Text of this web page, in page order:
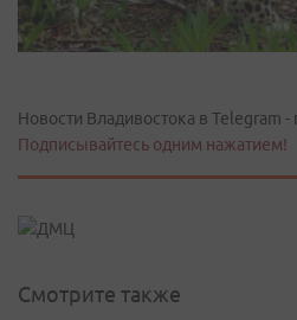
Новости Владивостока в Telegram -
Подписывайтесь одним нажатием!
Смотрите также